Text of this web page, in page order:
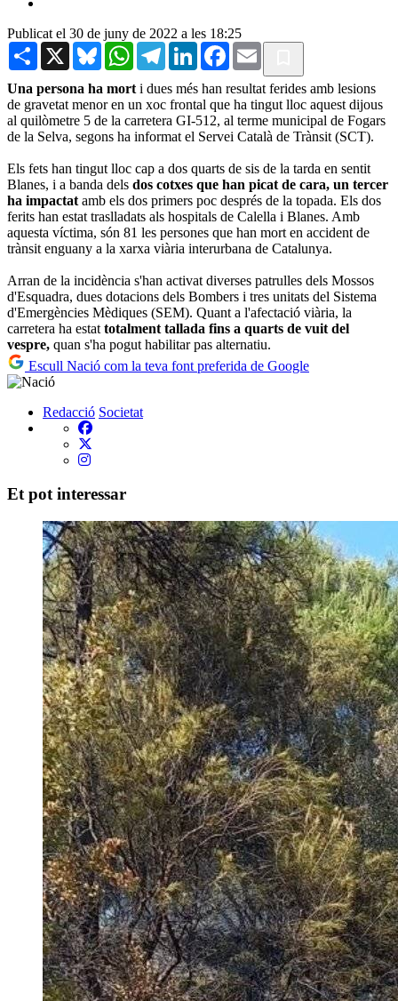
Publicat el 30 de juny de 2022 a les 18:25
Share X BlueskyWhatsAppTelegramLinkedInFacebook
Email
Una persona ha mort i dues més han resultat ferides amb lesions
de gravetat menor en un xoc frontal que ha tingut lloc aquest dijous
al quilòmetre 5 de la carretera GI-512, al terme municipal de Fogars
de la Selva, segons ha informat el Servei Català de Trànsit (SCT).
Els fets han tingut lloc cap a dos quarts de sis de la tarda en sentit
Blanes, i a banda dels dos cotxes que han picat de cara, un tercer
ha impactat amb els dos primers poc després de la topada. Els dos
ferits han estat traslladats als hospitals de Calella i Blanes. Amb
aquesta víctima, són 81 les persones que han mort en accident de
trànsit enguany a la xarxa viària interurbana de Catalunya.
Arran de la incidència s'han activat diverses patrulles dels Mossos
d'Esquadra, dues dotacions dels Bombers i tres unitats del Sistema
d'Emergències Mèdiques (SEM). Quant a l'afectació viària, la
carretera ha estat totalment tallada fins a quarts de vuit del
vespre, quan s'ha pogut habilitar pas alternatiu.
Escull Nació com la teva font preferida de Google
Redacció Societat
Et pot interessar